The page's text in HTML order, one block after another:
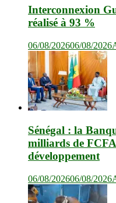
Interconnexion
réalisé à 93 %
06/08/202606/08/2026
Sénégal : la
milliards de
développement
06/08/202606/08/2026